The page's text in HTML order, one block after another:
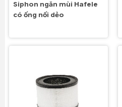
Siphon ngăn mùi Hafele
có ống nối dẻo